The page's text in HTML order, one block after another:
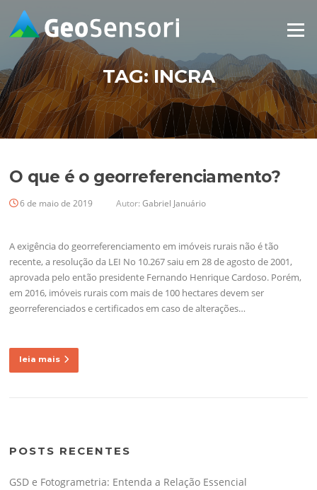
para
conteúdo
Menu
TAG:INCRA
O que é o georreferenciamento?
6 de maio de 2019 Autor:Gabriel Januário
A exigência do georreferenciamento em imóveis rurais não é tão
recente, a resolução da LEI No 10.267 saiu em 28 de agosto de 2001,
aprovada pelo então presidente Fernando Henrique Cardoso. Porém,
em 2016, imóveis rurais com mais de 100 hectares devem ser
georreferenciados e certificados em caso de alterações…
leia mais
POSTS RECENTES
GSD e Fotogrametria: Entenda a Relação Essencial